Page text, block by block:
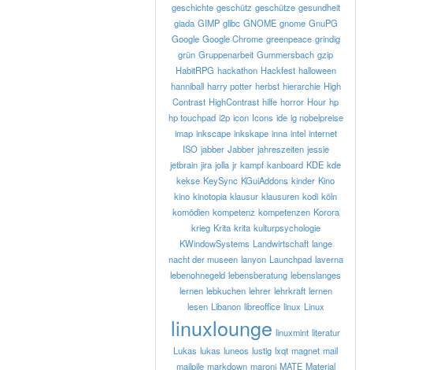
geschichte geschütz geschütze gesundheit
giada GIMP glibc GNOME gnome GnuPG
Google Google Chrome greenpeace grindig
grün Gruppenarbeit Gummersbach gzip
HabitRPG hackathon Hackfest halloween
hanniball harry potter herbst hierarchie High
Contrast HighContrast hilfe horror Hour hp
hp touchpad i2p icon Icons ide ig nobelpreise
imap inkscape inkskape inna intel internet
ISO jabber Jabber jahreszeiten jessie
jetbrain jira jolla jr kampf kanboard KDE kde
kekse KeySync KGuiAddons kinder Kino
kino kinotopia klausur klausuren kodi köln
komödien kompetenz kompetenzen Korora
krieg Krita krita kulturpsychologie
KWindowSystems Landwirtschaft lange
nacht der museen lanyon Launchpad laverna
lebenohnegeld lebensberatung lebenslanges
lernen lebkuchen lehrer lehrkraft lernen
lesen Libanon libreoffice linux Linux
linuxlounge linuxmint literatur
Lukas lukas luneos lustig lxqt magnet mail
mailpile markdown maroni MATE Material